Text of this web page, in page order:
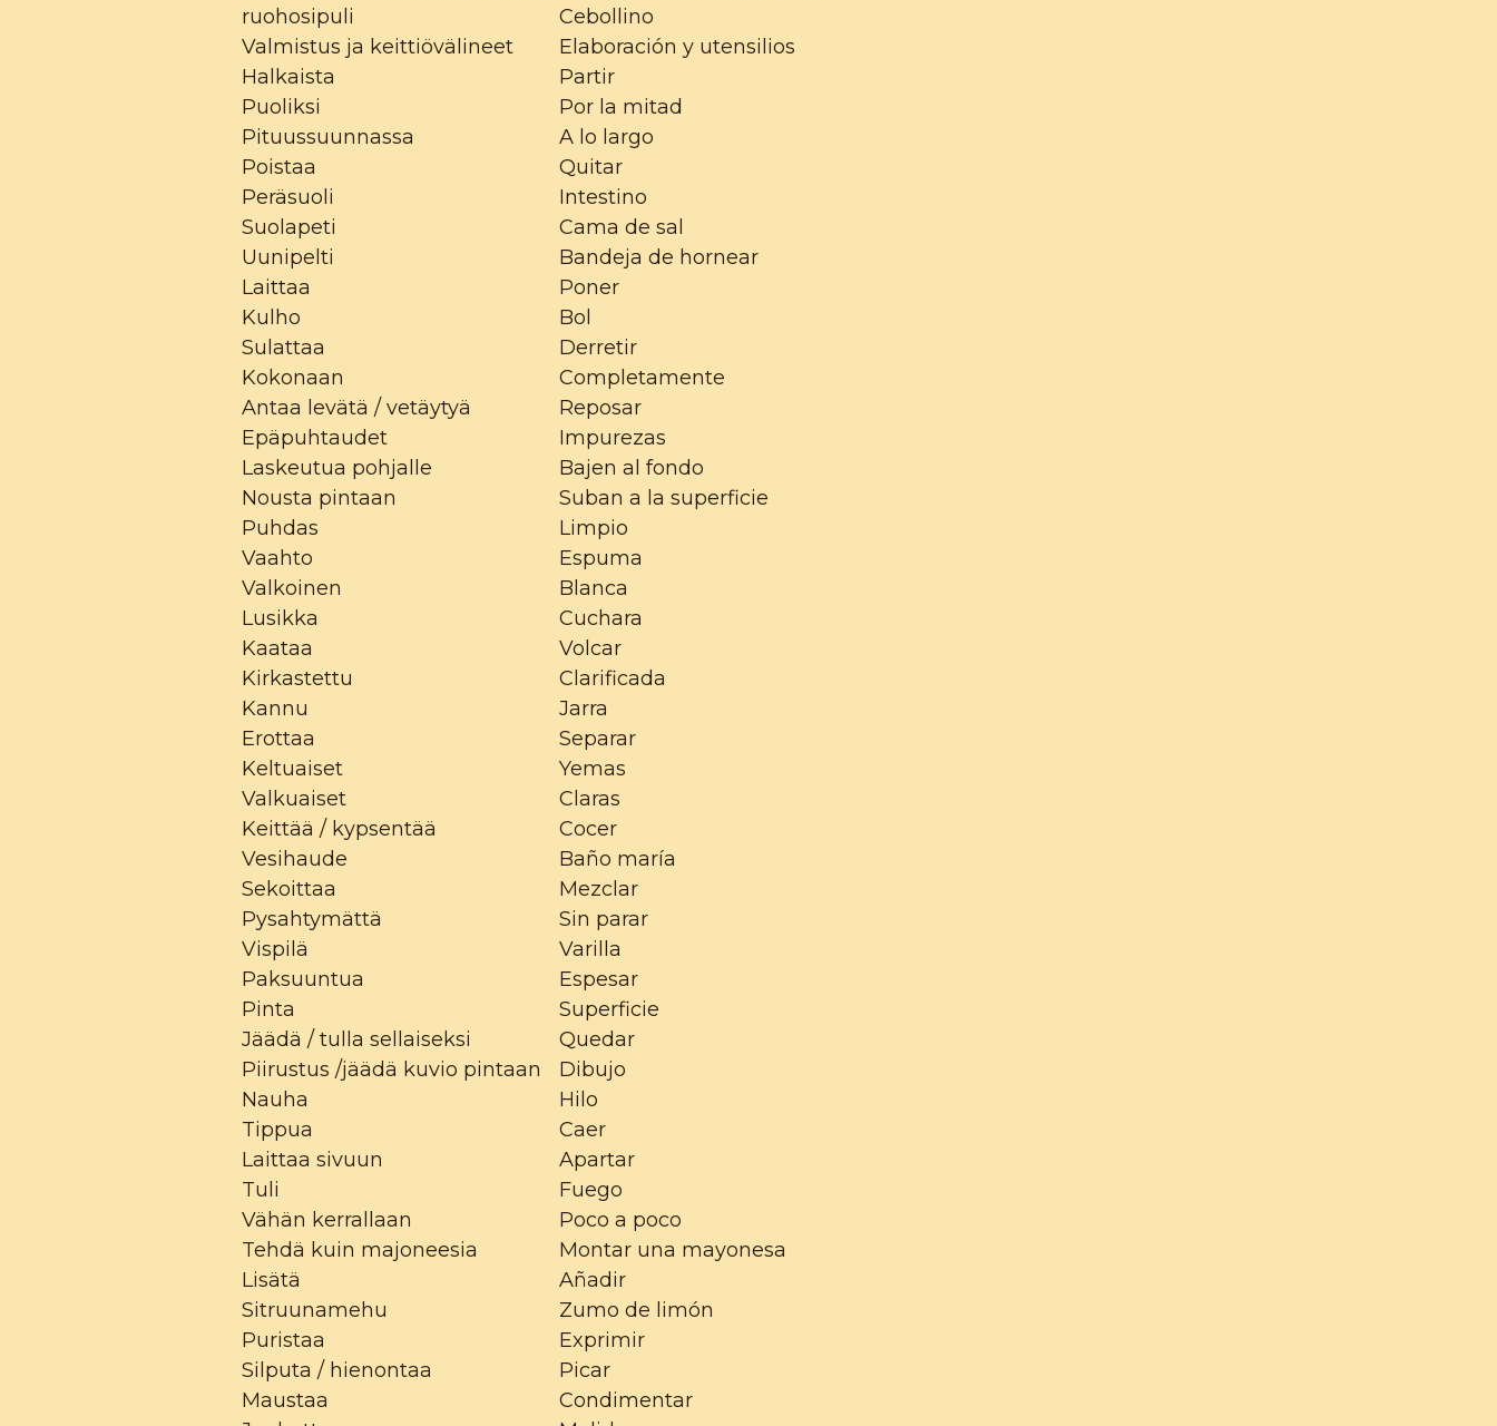
ruohosipuli
Cebollino
Valmistus ja keittiövälineet
Elaboración y utensilios
Halkaista
Partir
Puoliksi
Por la mitad
Pituussuunnassa
A lo largo
Poistaa
Quitar
Peräsuoli
Intestino
Suolapeti
Cama de sal
Uunipelti
Bandeja de hornear
Laittaa
Poner
Kulho
Bol
Sulattaa
Derretir
Kokonaan
Completamente
Antaa levätä / vetäytyä
Reposar
Epäpuhtaudet
Impurezas
Laskeutua pohjalle
Bajen al fondo
Nousta pintaan
Suban a la superficie
Puhdas
Limpio
Vaahto
Espuma
Valkoinen
Blanca
Lusikka
Cuchara
Kaataa
Volcar
Kirkastettu
Clarificada
Kannu
Jarra
Erottaa
Separar
Keltuaiset
Yemas
Valkuaiset
Claras
Keittää / kypsentää
Cocer
Vesihaude
Baño maría
Sekoittaa
Mezclar
Pysahtymättä
Sin parar
Vispilä
Varilla
Paksuuntua
Espesar
Pinta
Superficie
Jäädä / tulla sellaiseksi
Quedar
Piirustus /jäädä kuvio pintaan
Dibujo
Nauha
Hilo
Tippua
Caer
Laittaa sivuun
Apartar
Tuli
Fuego
Vähän kerrallaan
Poco a poco
Tehdä kuin majoneesia
Montar una mayonesa
Lisätä
Añadir
Sitruunamehu
Zumo de limón
Puristaa
Exprimir
Silputa / hienontaa
Picar
Maustaa
Condimentar